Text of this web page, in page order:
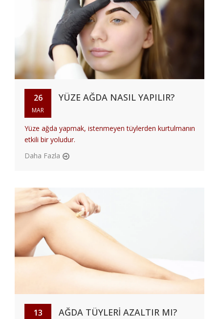
26
MAR
YÜZE AĞDA NASIL YAPILIR?
Yüze ağda yapmak, istenmeyen tüylerden kurtulmanın
etkili bir yoludur.
Daha Fazla
13 AĞDA TÜYLERI AZALTIR MI?